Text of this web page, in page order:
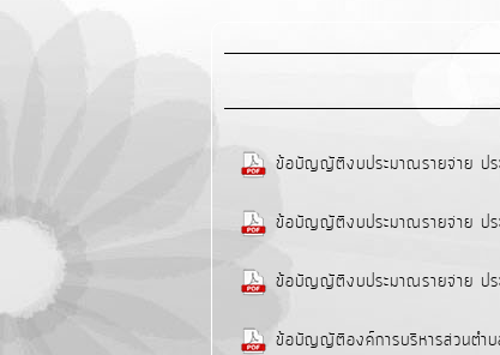
ข้อบัญญัติงบประมาณรายจ่าย ปร
ข้อบัญญัติงบประมาณรายจ่าย ปร
ข้อบัญญัติงบประมาณรายจ่าย ปร
ข้อบัญญัติองค์การบริหารส่วนตำ